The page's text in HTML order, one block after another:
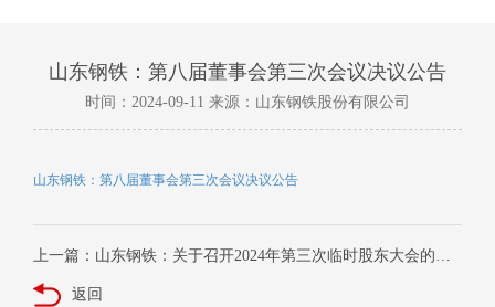
山东钢铁：第八届董事会第三次会议决议公告
时间：2024-09-11 来源：山东钢铁股份有限公司
山东钢铁：第八届董事会第三次会议决议公告
上一篇：山东钢铁：关于召开2024年第三次临时股东大会的通知
返回